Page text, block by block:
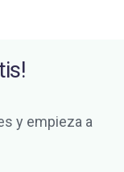
y empieza a